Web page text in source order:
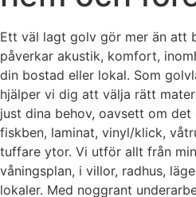
Ett väl lagt golv gör mer än att
påverkar akustik, komfort,
din bostad eller lokal. Som
hjälper vi dig att välja rätt
just dina behov, oavsett om
fiskben, laminat, vinyl/klick,
tuffare ytor. Vi utför allt från
våningsplan, i villor, radhus,
lokaler. Med noggrant